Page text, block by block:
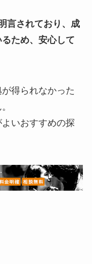
言されており、成
ため、安心して
得られなかった
いおすすめの探